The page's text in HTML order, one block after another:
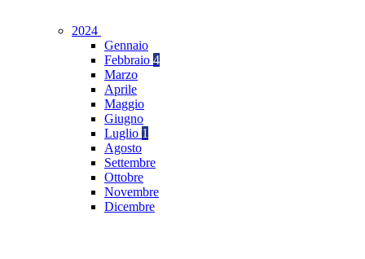
2024
Gennaio
Febbraio 4
Marzo
Aprile
Maggio
Giugno
Luglio 1
Agosto
Settembre
Ottobre
Novembre
Dicembre